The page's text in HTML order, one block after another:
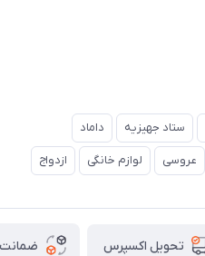
ستاد جهیزیه داماد
عروسی لوازم خانگی ازدواج
تحویل اکسپرس ضمانت